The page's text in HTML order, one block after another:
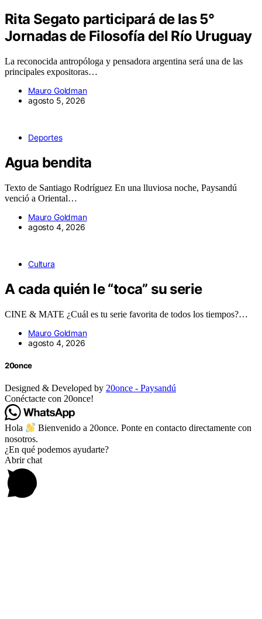
Rita Segato participará de las 5°
Jornadas de Filosofía del Río Uruguay
La reconocida antropóloga y pensadora argentina será una de las
principales expositoras…
Mauro Goldman
agosto 5, 2026
Deportes
Agua bendita
Texto de Santiago Rodríguez En una lluviosa noche, Paysandú
venció a Oriental…
Mauro Goldman
agosto 4, 2026
Cultura
A cada quién le “toca” su serie
CINE & MATE ¿Cuál es tu serie favorita de todos los tiempos?…
Mauro Goldman
agosto 4, 2026
20once
Designed & Developed by 20once - Paysandú
Conéctacte con 20once!
Hola
Bienvenido a 20once. Ponte en contacto directamente con
nosotros.
¿En qué podemos ayudarte?
Abrir chat